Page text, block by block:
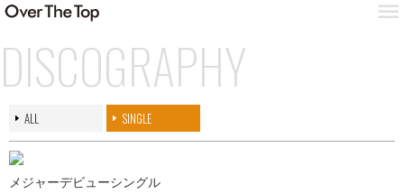
DISCOGRAPHY
ALL SINGLE
メジャーデビューシングル